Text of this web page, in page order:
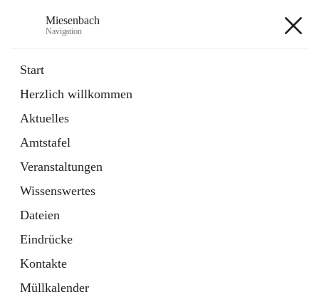
Miesenbach
Navigation
Start
Herzlich willkommen
Aktuelles
Amtstafel
Veranstaltungen
Wissenswertes
Dateien
Eindrücke
Kontakte
Müllkalender
Externe Webseite
in
Tab
Region Schneebergland
Externe Webseite
öffnet
in
neuem
Tab